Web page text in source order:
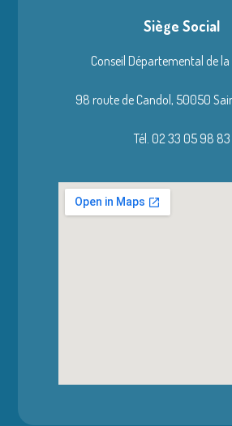
Siège Social
Conseil Départemental de
98 route de Candol, 50050
Tél. 02 33 05 98 83